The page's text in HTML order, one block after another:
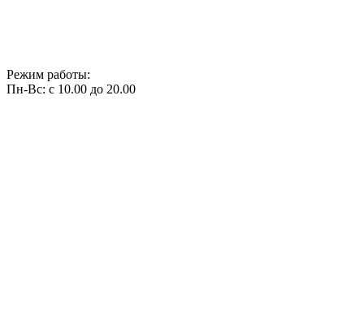
Режим работы:
Пн-Вс: с 10.00 до 20.00